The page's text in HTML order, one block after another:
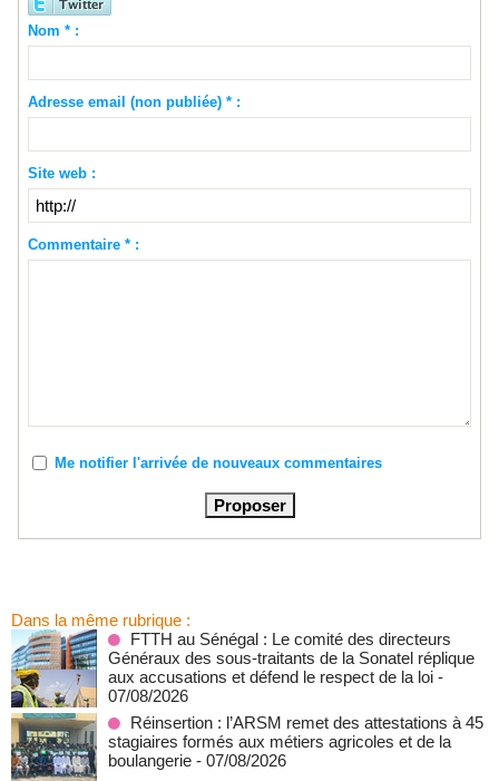
Nom * :
Adresse email (non publiée) * :
Site web :
Commentaire * :
Me notifier l'arrivée de nouveaux commentaires
Dans la même rubrique :
FTTH au Sénégal : Le comité des directeurs
Généraux des sous-traitants de la Sonatel réplique
aux accusations et défend le respect de la loi -
07/08/2026
Réinsertion : l’ARSM remet des attestations à 45
stagiaires formés aux métiers agricoles et de la
boulangerie - 07/08/2026